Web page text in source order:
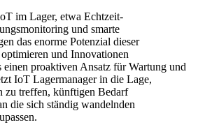
im Lager, etwa Echtzeit-
und smarte
das enorme Potenzial dieser
und Innovationen
einen proaktiven Ansatz für Wartung und
IoT Lagermanager in die Lage,
zu treffen, künftigen Bedarf
die sich ständig wandelnden